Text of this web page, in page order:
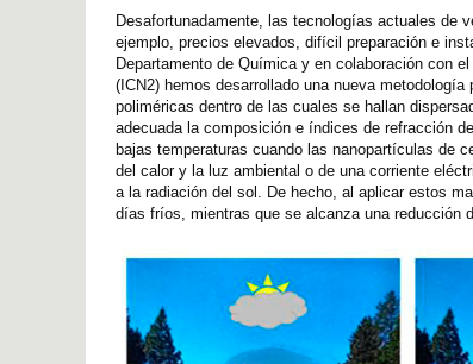
Desafortunadamente, las tecnologías actuales de
ejemplo, precios elevados, difícil preparación e
Departamento de Química y en colaboración con
(ICN2) hemos desarrollado una nueva
poliméricas dentro de las cuales se hallan
adecuada la composición e índices de refracción
bajas temperaturas cuando las nanopartículas de
del calor y la luz ambiental o de una corriente
a la radiación del sol. De hecho, al aplicar estos
días fríos, mientras que se alcanza una reducción